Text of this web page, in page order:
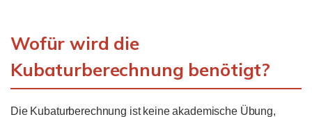
Wofür wird die
Kubaturberechnung benötigt?
Die Kubaturberechnung ist keine akademische Übung,